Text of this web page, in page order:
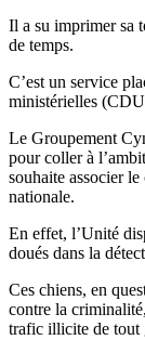
Il a su imprimer sa
de temps.
C’est un service
ministérielles
Le Groupement
pour coller à
souhaite associer
nationale.
En effet, l’Unité
doués dans la
Ces chiens, en
contre la
trafic illicite de tout